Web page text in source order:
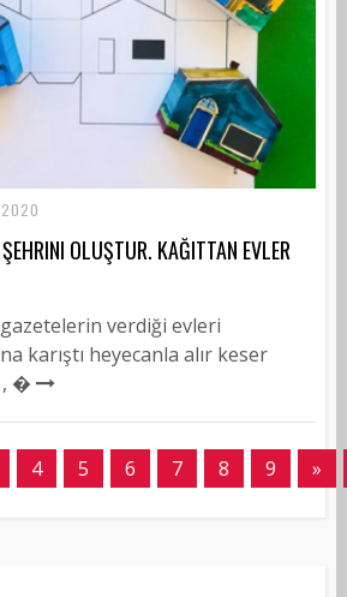
2020
OLUŞTUR. KAĞITTAN EVLER
verdiği evleri
karıştı heyecanla alır keser
, �
4 5 6 7 8 9 »